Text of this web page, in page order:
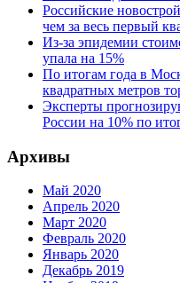
Российские
чем за весь первый
Из-за эпидемии
упала на 15%
По итогам года в
квадратных метров
Эксперты
России на 10% по
Архивы
Май 2020
Апрель 2020
Март 2020
Февраль 2020
Январь 2020
Декабрь 2019